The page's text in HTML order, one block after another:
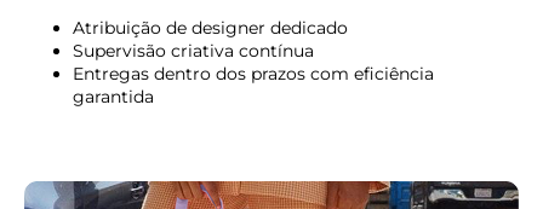
Atribuição de designer dedicado
Supervisão criativa contínua
Entregas dentro dos prazos com eficiência
garantida